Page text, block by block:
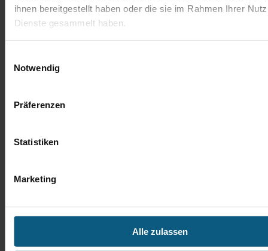
ihnen bereitgestellt haben oder die sie im Rahmen Ihrer
Dienste gesammelt haben.
Notwendig
Präferenzen
Statistiken
Marketing
Alle zulassen